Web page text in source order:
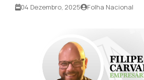
04 Dezembro, 2025 Folha Nacional